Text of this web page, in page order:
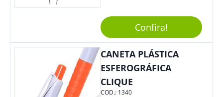
Sua Empresa Em Eventos,
Reuniões Corporativas Ou Até
Mesmo Para Presentear
Colaboradores E Parceiros De
Sua Empresa.
Confira!
CANETA PLÁSTICA
ESFEROGRÁFICA
CLIQUE
COD.: 1340